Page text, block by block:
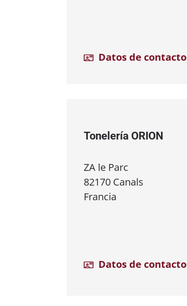
Datos de contacto
Tonelería ORION
ZA le Parc
82170 Canals
Francia
Datos de contacto